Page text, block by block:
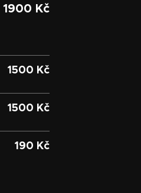
1900 Kč
1500 Kč
1500 Kč
190 Kč